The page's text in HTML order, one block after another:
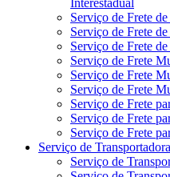
Interestadual
Serviço de Frete
Serviço de Frete
Serviço de Frete
Serviço de Frete
Serviço de Frete
Serviço de Frete
Serviço de Frete
Serviço de Frete
Serviço de Frete
Serviço de
Serviço de